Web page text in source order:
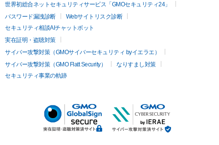
世界初総合ネットセキュリティサービス「GMOセキュリティ24」
パスワード漏洩診断
Webサイトリスク診断
セキュリティ相談AIチャットボット
実在証明・盗聴対策
サイバー攻撃対策（GMOサイバーセキュリティ byイエラエ）
サイバー攻撃対策（GMO Flatt Security）
なりすまし対策
セキュリティ事業の軌跡